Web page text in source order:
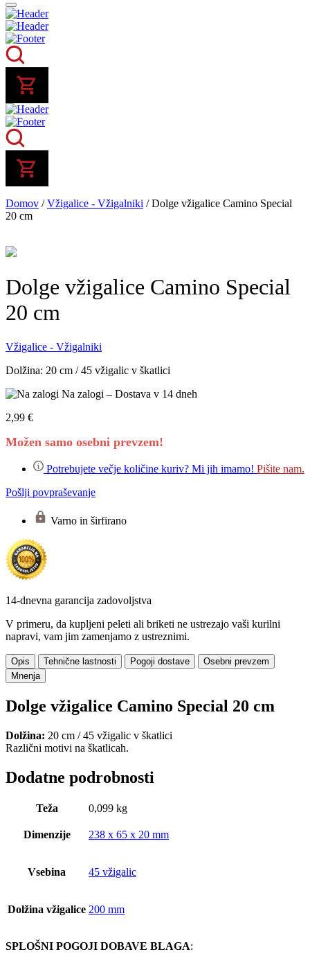
Domov /Vžigalice - Vžigalniki /Dolge vžigalice Camino Special
20 cm
Dolge vžigalice Camino Special
20 cm
Vžigalice - Vžigalniki
Dolžina: 20 cm / 45 vžigalic v škatlici
Na zalogi – Dostava v 14 dneh
2,99 €
Možen samo osebni prevzem!
Potrebujete večje količine kuriv? Mi jih imamo! Pišite nam.
Pošlji povpraševanje
Varno in širfirano
14-dnevna garancija zadovoljstva
V primeru, da kupljeni peleti ali briketi ne ustrezajo vaši kurilni
napravi, vam jim zamenjamo z ustreznimi.
Opis Tehnične lastnosti Pogoji dostave
Osebni prevzem
Mnenja
Dolge vžigalice Camino Special 20 cm
Dolžina: 20 cm / 45 vžigalic v škatlici
Različni motivi na škatlicah.
Dodatne podrobnosti
Teža 0,099 kg
Dimenzije 238 x 65 x 20 mm
Vsebina 45 vžigalic
Dolžina vžigalice 200 mm
SPLOŠNI POGOJI DOBAVE BLAGA: